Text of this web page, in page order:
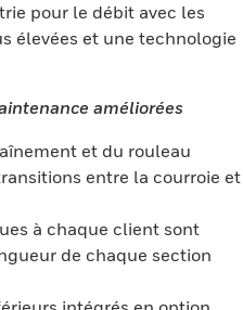
pour le débit avec les
élevées et une technologie
améliorées
et du rouleau
entre la courroie et
à chaque client sont
de chaque section